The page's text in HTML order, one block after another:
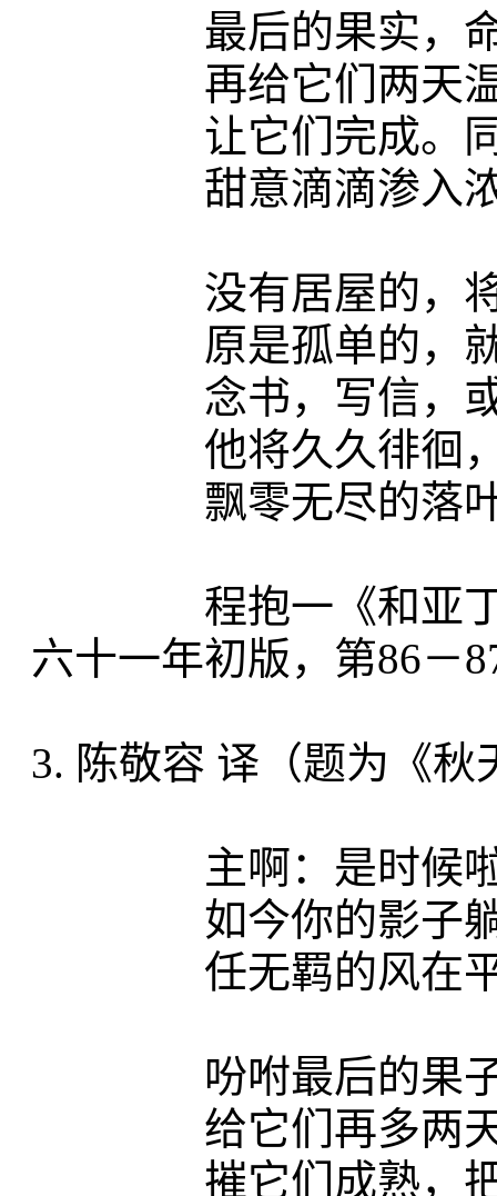
最后的果实，命
再给它们两天温
让它们完成。同
甜意滴滴渗入浓
没有居屋的，将
原是孤单的，就
念书，写信，或
他将久久徘徊，
飘零无尽的落叶
程抱一《和亚丁谈
六十一年初版，第86－
3. 陈敬容 译（题为《秋
主啊：是时候啦，
如今你的影子躺
任无羁的风在平
吩咐最后的果子
给它们再多两天
摧它们成熟，把